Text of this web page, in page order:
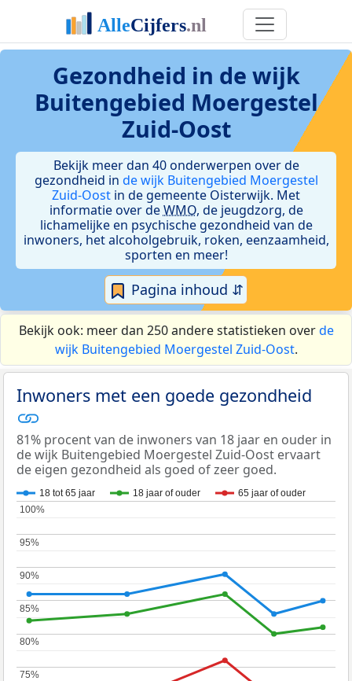
Gezondheid in de wijk
Buitengebied Moergestel
Zuid-Oost
Bekijk meer dan 40 onderwerpen over de
gezondheid in de wijk Buitengebied Moergestel
Zuid-Oost in de gemeente Oisterwijk. Met
informatie over deWMO, de jeugdzorg, de
lichamelijke en psychische gezondheid van de
inwoners, het alcoholgebruik, roken, eenzaamheid,
sporten en meer!
Pagina inhoud ⇵
Bekijk ook: meer dan 250 andere statistieken overde
wijk Buitengebied Moergestel Zuid-Oost.
Inwoners met een goede gezondheid
81% procent van de inwoners van 18 jaar en ouder in
de wijk Buitengebied Moergestel Zuid-Oost ervaart
de eigen gezondheid als goed of zeer goed.
18 tot 65 jaar 18 jaar of ouder 65 jaar of ouder
75%
75%
80%
80%
85%
85%
90%
90%
95%
95%
100%
100%